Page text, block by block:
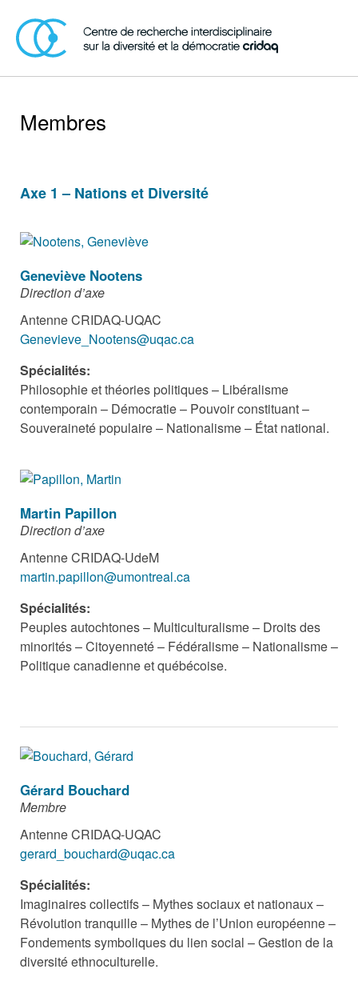
Membres
Axe 1 – Nations et Diversité
Geneviève Nootens
Direction d’axe
Antenne CRIDAQ-UQAC
Genevieve_Nootens@uqac.ca
Spécialités:
Philosophie et théories politiques – Libéralisme
contemporain – Démocratie – Pouvoir constituant –
Souveraineté populaire – Nationalisme – État national.
Martin Papillon
Direction d’axe
Antenne CRIDAQ-UdeM
martin.papillon@umontreal.ca
Spécialités:
Peuples autochtones – Multiculturalisme – Droits des
minorités – Citoyenneté – Fédéralisme – Nationalisme –
Politique canadienne et québécoise.
Gérard Bouchard
Membre
Antenne CRIDAQ-UQAC
gerard_bouchard@uqac.ca
Spécialités:
Imaginaires collectifs – Mythes sociaux et nationaux –
Révolution tranquille – Mythes de l’Union européenne –
Fondements symboliques du lien social – Gestion de la
diversité ethnoculturelle.